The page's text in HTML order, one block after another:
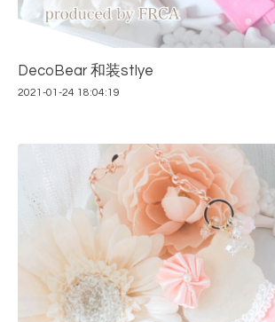
DecoBear 和装stlye
2021-01-24 18:04:19